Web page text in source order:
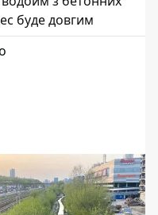
буде довгим